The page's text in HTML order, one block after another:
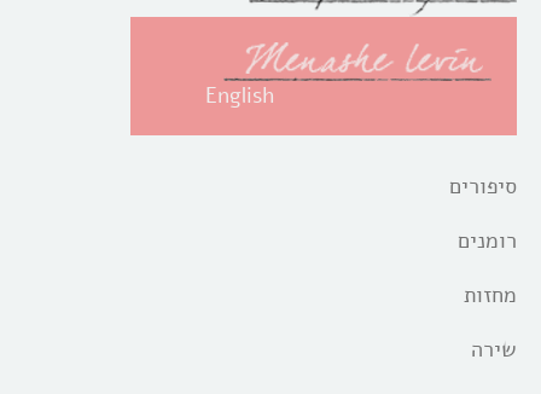
English
סיפורים
רומנים
מחזות
שירה